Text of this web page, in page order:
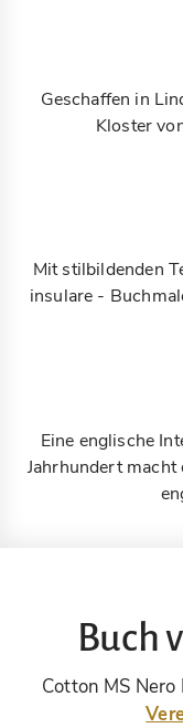
Geschaffen in
Kloster
Mit stilbildenden
insulare -
Eine englische
Jahrhundert
Buch
Cotton MS Nero